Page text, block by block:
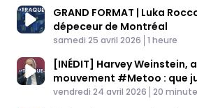
GRAND FORMAT | Luka
dépeceur de Montréal
Published At
samedi 25 avril 2026 Time
1 heure
[INÉDIT] Harvey Weinstein,
mouvement #Metoo : que
(4/4)
Published At
vendredi 24 avril 2026 Time
20